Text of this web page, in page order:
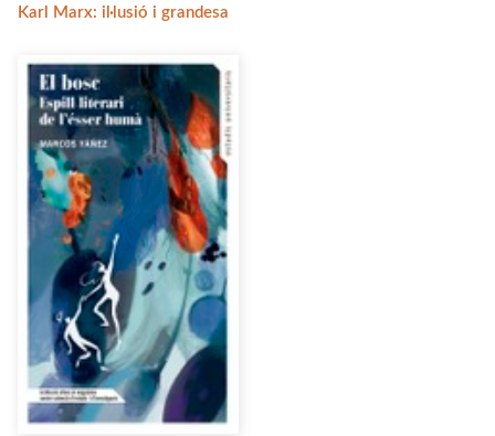
Karl Marx: il·lusió i grandesa